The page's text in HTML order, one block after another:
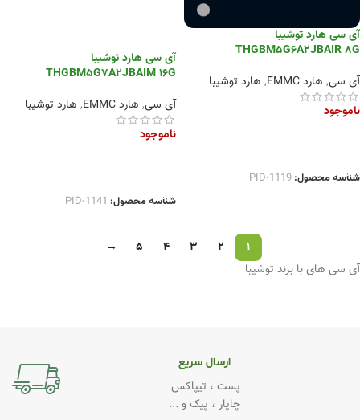
آی سی هارد توشیبا
THGBM5G6A2JBAIR 8G
آی سی, هارد EMMC , هارد توشیبا
ناموجود
شناسه محصول: PID-1119
آی سی هارد توشیبا
THGBM5G7A2JBAIM 16G
آی سی, هارد EMMC , هارد توشیبا
ناموجود
شناسه محصول: PID-1141
1
2
3
4
5
→
آی سی های با برند توشیبا
ارسال سریع
پست ، تیپاکس
چاپار ، پیک و ...